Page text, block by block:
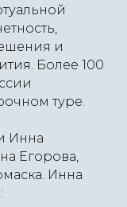
и
Более 100
туре.
Инна
Егорова,
Инна